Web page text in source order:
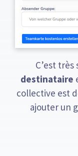
C’est
destinataire
collective est
ajouter un